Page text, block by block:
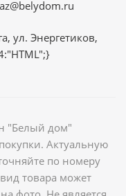
ул. Энергетиков,
"Белый дом"
Актуальную
по номеру
товара может